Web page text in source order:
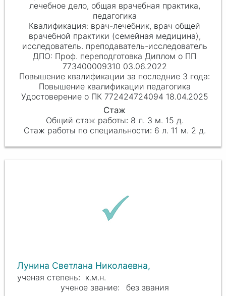
лечебное дело, общая врачебная практика,
педагогика
врач-лечебник, врач общей
врачебной практики (семейная медицина),
исследователь. преподаватель-исследователь
Проф. переподготовка Диплом о ПП
773400009310 03.06.2022
Повышение квалификации педагогика
Удостоверение о ПК 772424724094 18.04.2025
8 л. 3 м. 15 д.
6 л. 11 м. 2 д.
Лунина Светлана Николаевна,
к.м.н.
без звания